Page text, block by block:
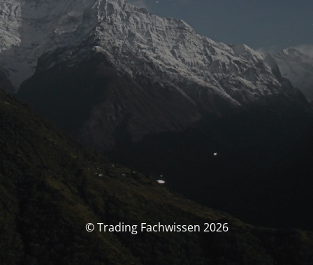
© Trading Fachwissen 2026